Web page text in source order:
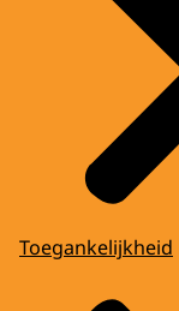
Toegankelijkheid